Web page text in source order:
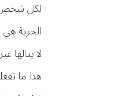
لكل شخص
الحرية
لا
هذا ما